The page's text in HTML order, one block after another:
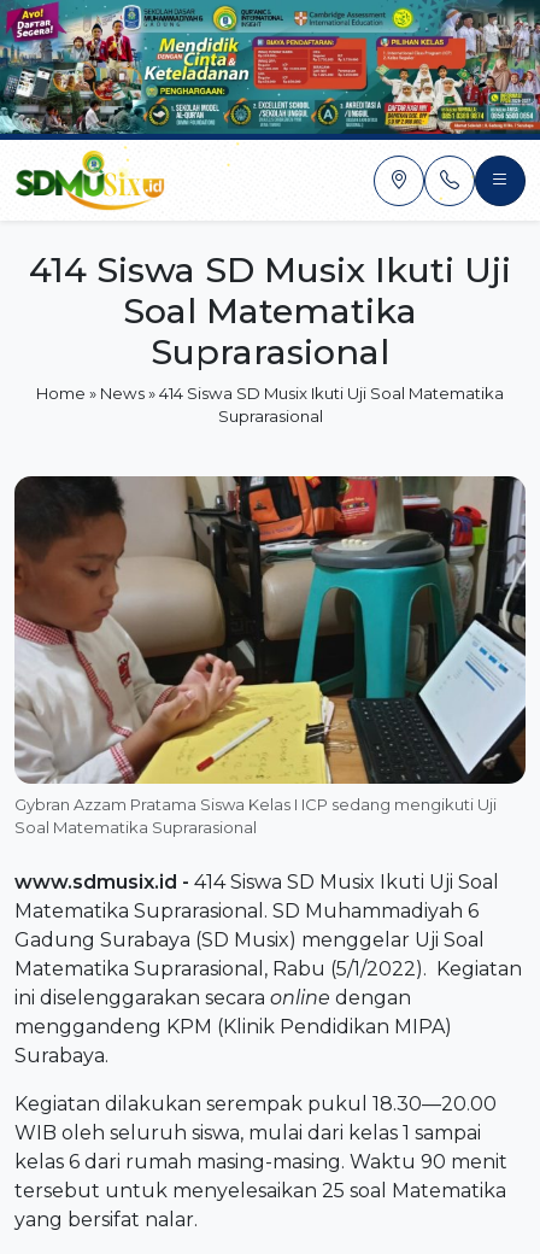
Skip
to
content
414 Siswa SD Musix Ikuti Uji
Soal Matematika
Suprarasional
Home » News»414 Siswa SD Musix Ikuti Uji Soal Matematika
Suprarasional
Gybran Azzam Pratama Siswa Kelas I ICP sedang mengikuti Uji
Soal Matematika Suprarasional
www.sdmusix.id - 414 Siswa SD Musix Ikuti Uji Soal
Matematika Suprarasional. SD Muhammadiyah 6
Gadung Surabaya (SD Musix) menggelar Uji Soal
Matematika Suprarasional , Rabu (5/1/2022). Kegiatan
ini diselenggarakan secara online dengan
menggandeng KPM (Klinik Pendidikan MIPA)
Surabaya.
Kegiatan dilakukan serempak pukul 18.30—20.00
WIB oleh seluruh siswa, mulai dari kelas 1 sampai
kelas 6 dari rumah masing-masing. Waktu 90 menit
tersebut untuk menyelesaikan 25 soal Matematika
yang bersifat nalar.